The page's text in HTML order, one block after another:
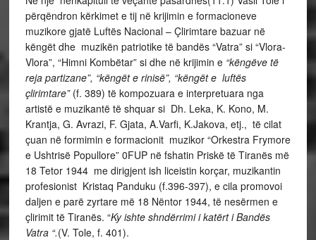
përqëndron kërkimet e tij në krijimin e formacioneve
muzikore gjatë Luftës Nacional – Çlirimtare bazuar në
këngët dhe muzikën patriotike të bandës “Vatra” si “Vlora-
Vlora”, “Himni Kombëtar” si dhe në krijimin e “këngëve të
reja partizane”, “këngët e rinisë”, “këngët e luftës
çlirimtare”(f. 389) të kompozuara e interpretuara nga
artistë e muzikantë të shquar si Dh. Leka, K. Kono, M.
Krantja, G. Avrazi, F. Gjata, A.Varfi, K.Jakova, etj., të cilat
çuan në formimin e formacionit muzikor “Orkestra Frymore
e Ushtrisë Popullore” 0FUP në fshatin Priskë të Tiranës më
18 Tetor 1944 me dirigjent ish liceistin korçar, muzikantin
profesionist Kristaq Panduku (f.396-397), e cila promovoi
daljen e parë zyrtare më 18 Nëntor 1944, të nesërmen e
çlirimit të Tiranës. “Ky ishte shndërrimi i katërt i Bandës
Vatra “.(V. Tole, f. 401).